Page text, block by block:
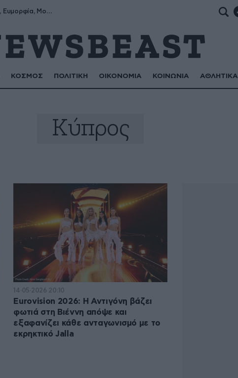
Σωτήρης, Σωτηρία, Ευμορφία, Μορφούλα
ΚΟΣΜΟΣ ΠΟΛΙΤΙΚΗ ΟΙΚΟΝΟΜΙΑ ΚΟΙΝΩΝΙΑ ΑΘΛΗΤΙΚΑ
Κύπρος
14·05·2026 20:10
Eurovision 2026: Η Αντιγόνη βάζει
φωτιά στη Βιέννη απόψε και
εξαφανίζει κάθε ανταγωνισμό με το
εκρηκτικό Jalla